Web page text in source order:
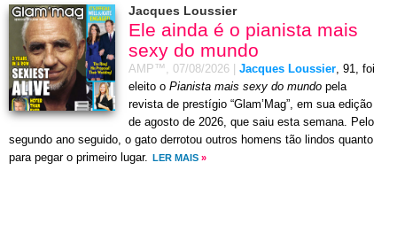
Jacques Loussier
Ele ainda é o pianista mais
sexy do mundo
AMP™, 07/08/2026 Jacques Loussier, 91, foi
eleito o Pianista mais sexy do mundo pela
revista de prestígio “Glam’Mag”, em sua edição
de agosto de 2026, que saiu esta semana. Pelo
segundo ano seguido, o gato derrotou outros homens tão lindos quanto
para pegar o primeiro lugar.
LER MAIS »